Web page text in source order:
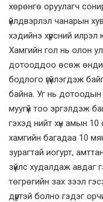
хөрөнгө оруулагч
үйлдвэрлэл чанарын
хэдийнэ хүрсний илрэл
Хамгийн гол нь олон
дотооддоо өсөж
бодлого үгүйлэгдэж
байна. Уг нь дотоодын
муугүй тоо эргэлдэж
гэхэд нийт хүн амын
хамгийн багадаа 10
зурагтай иогурт,
зүйлс худалдаж авдаг
төгрөгийн зах зээл
дүртэй болно гэдэг